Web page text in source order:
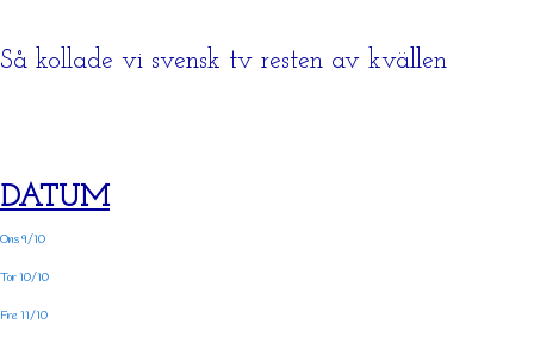
Så kollade vi svensk tv resten av kvällen
DATUM
Ons 9/10
Tor 10/10
Fre 11/10